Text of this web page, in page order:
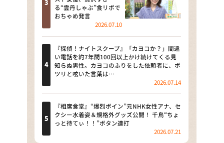
朝だ！生です旅サラダ
教えて！ニュースライブ 正義の
ミカタ
ＬＩＦＥ～夢のカタチ～
新婚さんいらっしゃい！
ポツンと一軒家
ザキ山小屋本館
る“雲丹しゃぶ”食リポで
おちゃめ発言
2026.07.10
『探偵！ナイトスクープ』「カヨコか？」間違
い電話を約7年間100回以上かけ続けてくる見
知らぬ男性。カヨコのふりをした依頼者に、ポ
ツリと呟いた言葉は…
2026.07.14
『相席食堂』“爆烈ボイン”元NHK女性アナ、セ
クシー水着姿＆規格外グッズ公開！ 千鳥“ちょ
っと待てぃ！！”ボタン連打
2026.07.21